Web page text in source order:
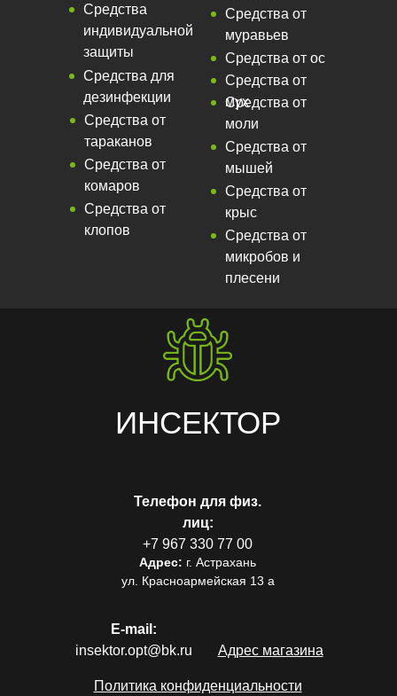
ИНСЕКТОР
Телефон для физ.
лиц:
+7 967 330 77 00
Средства от
микробов и
плесени
Средства от
крыс
Средства от
мышей
Средства от
моли
Средства от
мух
Средства от ос
Адрес: г. Астрахань
ул. Красноармейская 13 а
E-mail:
insektor.opt@bk.ru
Политика конфиденциальности
Адрес магазина
Средства от
муравьев
Средства от
клопов
Средства от
комаров
Средства от
тараканов
Средства для
дезинфекции
Средства
индивидуальной
защиты